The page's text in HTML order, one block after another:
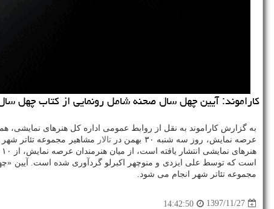
كاراموند: آیین چهل سال صحنه شامل رونمایی از كتاب چهل سال نمایش و قدردانی از ۱۰ هنرمند انقلاب اسلامی عرصه نمایش در
به گزارش كاراموند به نقل از روابط عمومی اداره كل هنرهای نمایشی،
عرصه نمایش، روز سه شنبه ۳۰ بهمن در
تالار مشاهیر مجموعه تئاتر
هنرهای نمایشی انتشار یافته است، از میان هنرمندان عرصه نمایش، از ۱۰ چهره فعال در حوزه انقلاب اسلامی باز قدردانی می شود. «چهل سال نمایش» حاوی كوشش های هنرمندان
است كه توسط علی ایزدی و منوچهر اكبرلو گردآوری شده است. آیین
مجموعه تئاتر شهر انجام می شود.
1397/11/27
14:42:50